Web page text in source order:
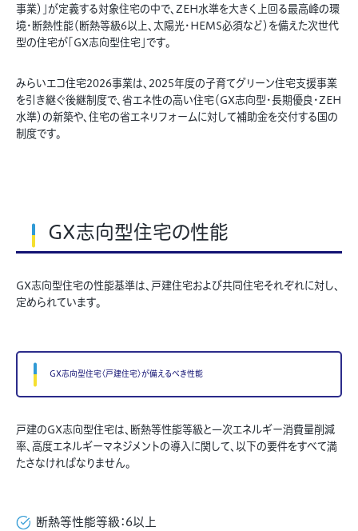
事業）」が定義する対象住宅の中で、ZEH水準を大きく上回る最高峰の環
境・断熱性能（断熱等級6以上、太陽光・HEMS必須など）を備えた次世代
型の住宅が「GX志向型住宅」です。
みらいエコ住宅2026事業は、 2025年度の子育てグリーン住宅支援事業
を引き継ぐ後継制度で、省エネ性の高い住宅（GX志向型・長期優良・ZEH
水準）の新築や、住宅の省エネリフォームに対して補助金を交付する国の
制度です。
GX志向型住宅の性能
GX志向型住宅の性能基準は、戸建住宅および共同住宅それぞれに対し、
定められています。
GX志向型住宅〈戸建住宅〉が備えるべき性能
戸建のGX志向型住宅は、断熱等性能等級と一次エネルギー消費量削減
率、高度エネルギーマネジメントの導入に関して、以下の要件をすべて満
たさなければなりません。
断熱等性能等級：6以上